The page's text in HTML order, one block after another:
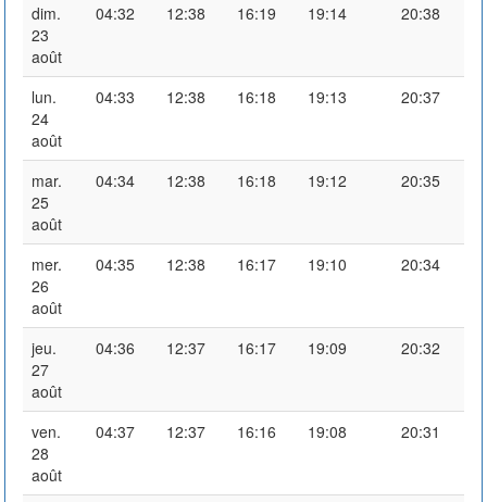
dim.
23
août
04:32 12:38 16:19 19:14 20:38
lun.
24
août
04:33 12:38 16:18 19:13 20:37
mar.
25
août
04:34 12:38 16:18 19:12 20:35
mer.
26
août
04:35 12:38 16:17 19:10 20:34
jeu.
27
août
04:36 12:37 16:17 19:09 20:32
ven.
28
août
04:37 12:37 16:16 19:08 20:31